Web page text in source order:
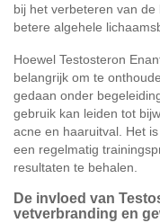
bij het verbeteren van
betere algehele
Hoewel Testosteron
belangrijk om te
gedaan onder
gebruik kan leiden tot
acne en haaruitval. Het
een regelmatig
resultaten te behalen.
De invloed van
vetverbranding en